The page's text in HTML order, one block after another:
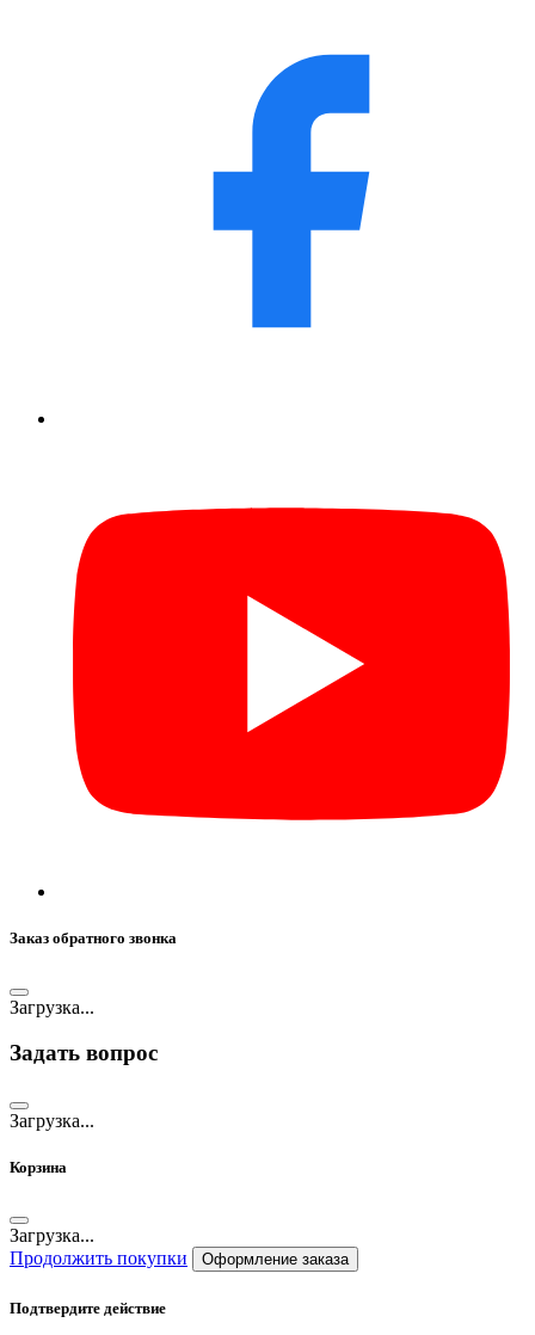
Заказ обратного звонка
Загрузка...
Задать вопрос
Загрузка...
Корзина
Загрузка...
Продолжить покупки
Оформление заказа
Подтвердите действие